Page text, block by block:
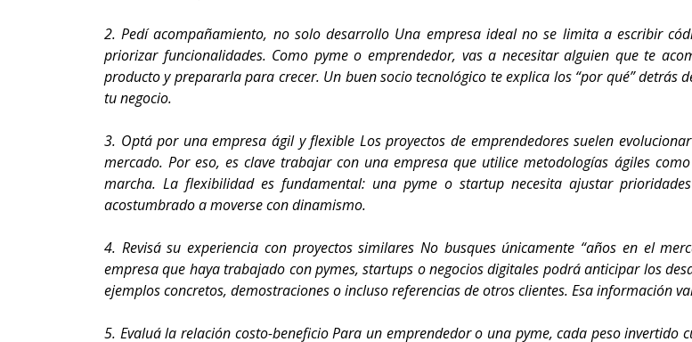
2. Pedí acompañamiento, no solo desarrollo Una empresa ideal no se limita a escribir
priorizar funcionalidades. Como pyme o emprendedor, vas a necesitar alguien que te
producto y prepararla para crecer. Un buen socio tecnológico te explica los “por qué” detrás
tu negocio.
3. Optá por una empresa ágil y flexible Los proyectos de emprendedores suelen
mercado. Por eso, es clave trabajar con una empresa que utilice metodologías ágiles
marcha. La flexibilidad es fundamental: una pyme o startup necesita ajustar
acostumbrado a moverse con dinamismo.
4. Revisá su experiencia con proyectos similares No busques únicamente “años en el
empresa que haya trabajado con pymes, startups o negocios digitales podrá anticipar los
ejemplos concretos, demostraciones o incluso referencias de otros clientes. Esa información
5. Evaluá la relación costo-beneficio Para un emprendedor o una pyme, cada peso